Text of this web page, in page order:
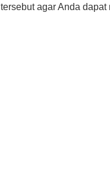
tersebut agar Anda